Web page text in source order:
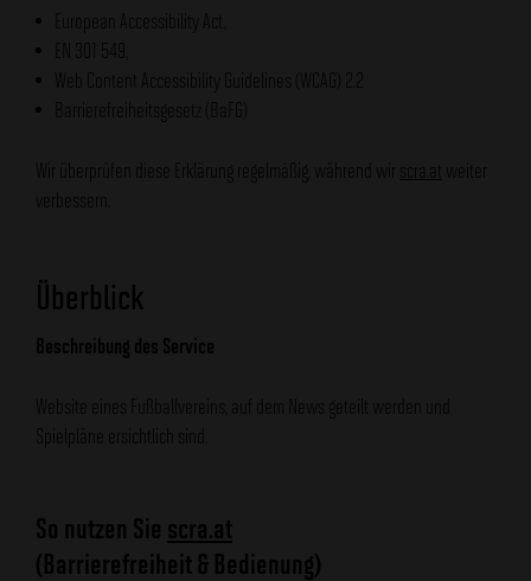
European Accessibility Act,
EN 301 549,
Web Content Accessibility Guidelines (WCAG) 2.2
Barrierefreiheitsgesetz (BaFG)
Wir überprüfen diese Erklärung regelmäßig, während wir scra.at weiter
verbessern.
Überblick
Beschreibung des Service
Website eines Fußballvereins, auf dem News geteilt werden und
Spielpläne ersichtlich sind.
So nutzen Sie scra.at
(Barrierefreiheit & Bedienung)